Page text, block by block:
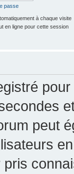
passe
à chaque visite
en ligne pour cette session
peut